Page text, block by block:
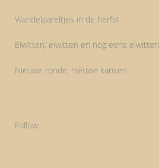
Wandelpareltjes in de herfst
Eiwitten, eiwitten en nog eens eiwitten
Nieuwe ronde, nieuwe kansen.
Follow